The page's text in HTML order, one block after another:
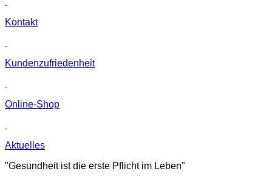
Kontakt
Kunden­zufriedenheit
Online-Shop
Aktuelles
"Gesundheit ist die erste Pflicht im Leben"